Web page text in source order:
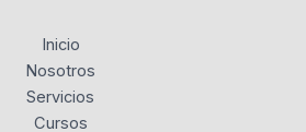
Inicio
Nosotros
Servicios
Cursos